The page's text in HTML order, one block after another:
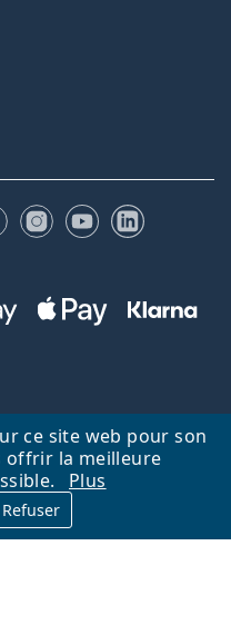
ce site web pour son
offrir la meilleure
Plus
Refuser
FacebookInstagram
YouTubeLinkedIn
Nederlands